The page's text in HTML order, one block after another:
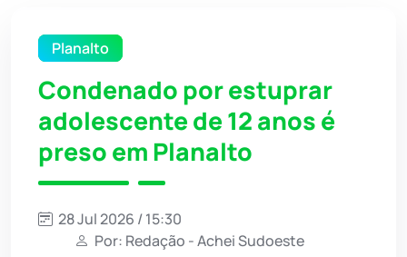
Planalto
Condenado por estuprar
adolescente de 12 anos é
preso em Planalto
28 Jul 2026 / 15:30
Por: Redação - Achei Sudoeste